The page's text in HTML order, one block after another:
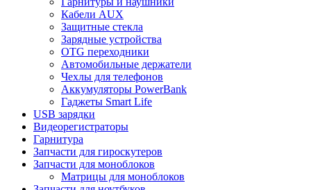
Кабели AUX
Защитные стекла
Зарядные устройства
OTG переходники
Автомобильные держатели
Чехлы для телефонов
Аккумуляторы PowerBank
Гаджеты Smart Life
USB зарядки
Видеорегистраторы
Гарнитура
Запчасти для гироскутеров
Запчасти для моноблоков
Матрицы для моноблоков